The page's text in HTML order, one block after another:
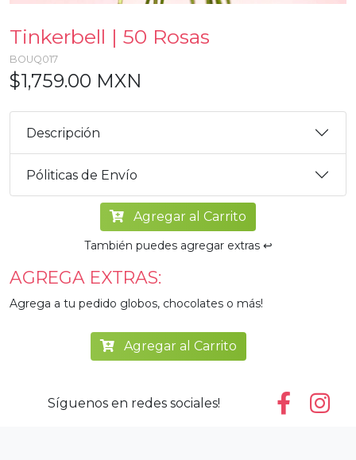
Tinkerbell | 50 Rosas
BOUQ017
$1,759.00 MXN
Descripción
Póliticas de Envío
Agregar al Carrito
También puedes agregar extras ↩️
AGREGA EXTRAS:
Agrega a tu pedido globos, chocolates o más!
Agregar al Carrito
Síguenos en redes sociales!